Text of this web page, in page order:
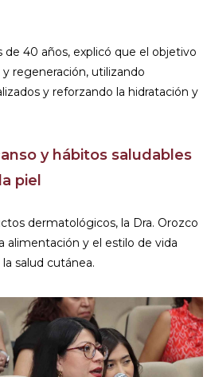
de 40 años, explicó que el objetivo
regeneración, utilizando
y reforzando la hidratación y
y hábitos saludables
piel
dermatológicos, la Dra. Orozco
alimentación y el estilo de vida
salud cutánea.